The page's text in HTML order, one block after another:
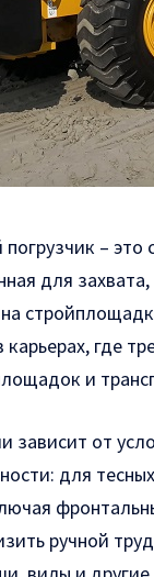
–
для
карьерах, где
и
зависит от
для
ручной